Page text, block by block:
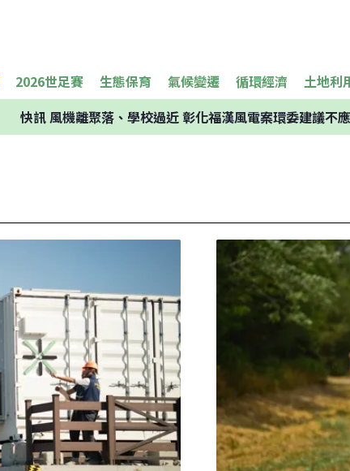
2026世足賽 生態保育 氣候變遷 循環經濟 土地利
快訊風機離聚落、學校過近 彰化福漢風電案環委建議不